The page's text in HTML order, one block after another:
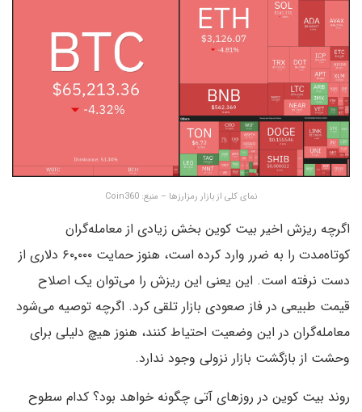
نمای کلی از بازار رمزارزها – منبع: Coin360
اگرچه ریزش اخیر بیت کوین بخش زیادی از معامله‌گران
کوتاه‌مدت را به ضرر وارد کرده است، هنوز حمایت ۶۰٬۰۰۰ دلاری از
دست نرفته است. این یعنی این ریزش را می‌توان یک اصلاح
قیمت طبیعی در فاز صعودی بازار تلقی کرد. اگرچه توصیه می‌شود
معامله‌گران در این وضعیت احتیاط کنند، هنوز هیچ دلیلی برای
وحشت از بازگشت بازار نزولی وجود ندارد.
روند بیت کوین در روزهای آتی چگونه خواهد بود؟ کدام سطوح